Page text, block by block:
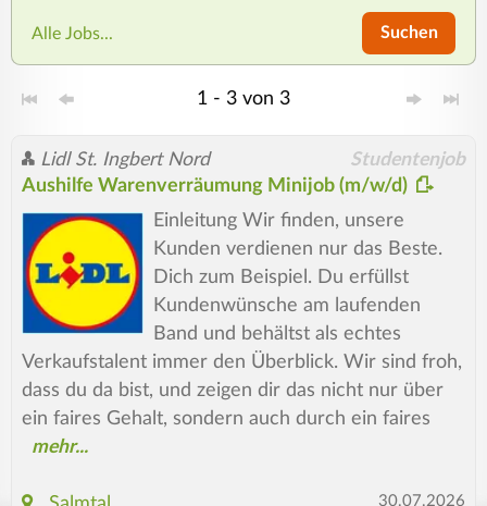
Alle Jobs... Suchen
1 - 3 von 3
Lidl St. Ingbert Nord Studentenjob
Aushilfe Warenverräumung Minijob (m/w/d)
Einleitung Wir finden, unsere
Kunden verdienen nur das Beste.
Dich zum Beispiel. Du erfüllst
Kundenwünsche am laufenden
Band und behältst als echtes
Verkaufstalent immer den Überblick. Wir sind froh,
dass du da bist, und zeigen dir das nicht nur über
ein faires Gehalt, sondern auch durch ein faires
30.07.2026